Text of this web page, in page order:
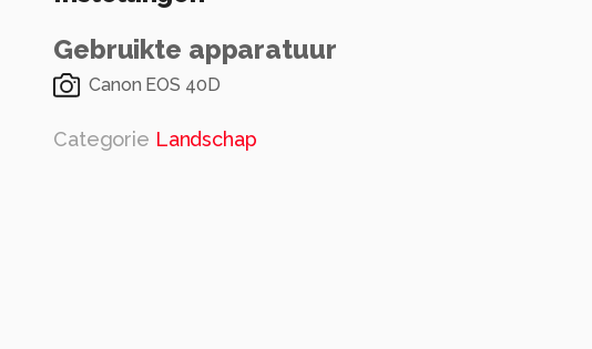
Gebruikte apparatuur
Canon EOS 40D
Categorie Landschap